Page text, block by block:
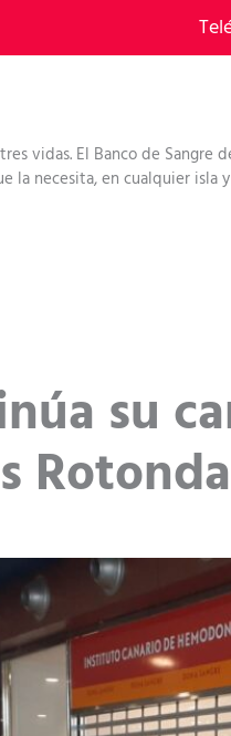
vidas. El Banco de Sangre
la necesita, en cualquier isla
su